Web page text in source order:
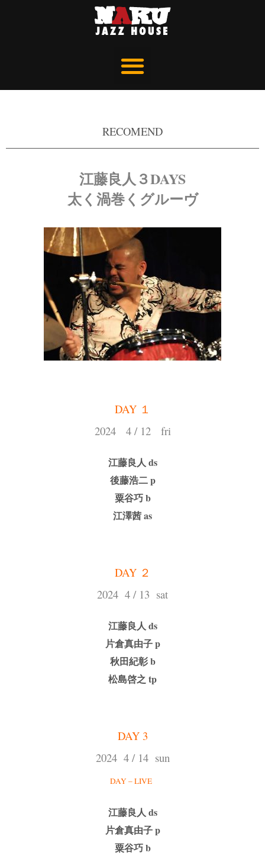
RECOMEND
江藤良人３DAYS
太く渦巻くグルーヴ
DAY １
2024 4 / 12 fri
江藤良人 ds
後藤浩二 p
粟谷巧 b
江澤茜 as
DAY ２
2024 4 / 13 sat
江藤良人 ds
片倉真由子 p
秋田紀彰 b
松島啓之 tp
DAY 3
2024 4 / 14 sun
DAY – LIVE
江藤良人 ds
片倉真由子 p
粟谷巧 b